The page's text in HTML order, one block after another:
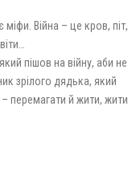
Війна – це кров, піт,
пішов на війну, аби не
зрілого дядька, який
перемагати й жити, жити